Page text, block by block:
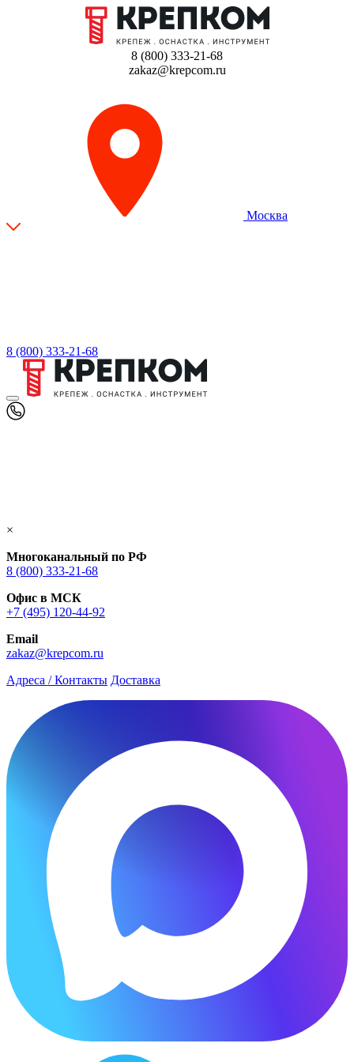
8 (800) 333-21-68
zakaz@krepcom.ru
Москва
8 (800) 333-21-68
×
Многоканальный по РФ
8 (800) 333‑21-68
Офис в МСК
+7 (495) 120-44-92
Email
zakaz@krepcom.ru
Адреса / Контакты Доставка